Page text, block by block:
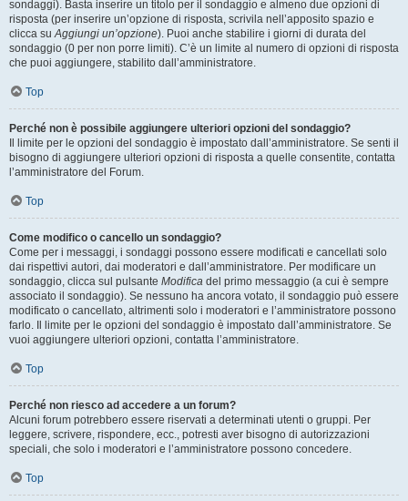
sondaggi). Basta inserire un titolo per il sondaggio e almeno due opzioni di
risposta (per inserire un’opzione di risposta, scrivila nell’apposito spazio e
clicca suAggiungi un’opzione). Puoi anche stabilire i giorni di durata del
sondaggio (0 per non porre limiti). C’è un limite al numero di opzioni di risposta
che puoi aggiungere, stabilito dall’amministratore.
Top
Perché non è possibile aggiungere ulteriori opzioni del sondaggio?
Il limite per le opzioni del sondaggio è impostato dall’amministratore. Se senti il
bisogno di aggiungere ulteriori opzioni di risposta a quelle consentite, contatta
l’amministratore del Forum.
Top
Come modifico o cancello un sondaggio?
Come per i messaggi, i sondaggi possono essere modificati e cancellati solo
dai rispettivi autori, dai moderatori e dall’amministratore. Per modificare un
sondaggio, clicca sul pulsante Modifica del primo messaggio (a cui è sempre
associato il sondaggio). Se nessuno ha ancora votato, il sondaggio può essere
modificato o cancellato, altrimenti solo i moderatori e l’amministratore possono
farlo. Il limite per le opzioni del sondaggio è impostato dall’amministratore. Se
vuoi aggiungere ulteriori opzioni, contatta l’amministratore.
Top
Perché non riesco ad accedere a un forum?
Alcuni forum potrebbero essere riservati a determinati utenti o gruppi. Per
leggere, scrivere, rispondere, ecc., potresti aver bisogno di autorizzazioni
speciali, che solo i moderatori e l’amministratore possono concedere.
Top